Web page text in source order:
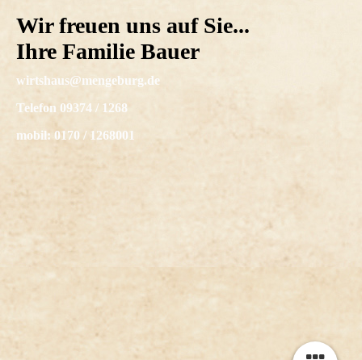
Wir freuen uns auf Sie...
Ihre Familie Bauer
wirtshaus@mengeburg.de
Telefon 09374 / 1268
mobil: 0170 / 1268001